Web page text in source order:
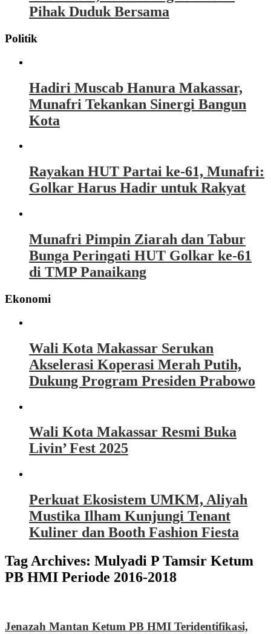
Pihak Duduk Bersama
Politik
Hadiri Muscab Hanura Makassar,
Munafri Tekankan Sinergi Bangun
Kota
Rayakan HUT Partai ke-61, Munafri:
Golkar Harus Hadir untuk Rakyat
Munafri Pimpin Ziarah dan Tabur
Bunga Peringati HUT Golkar ke-61
di TMP Panaikang
Ekonomi
Wali Kota Makassar Serukan
Akselerasi Koperasi Merah Putih,
Dukung Program Presiden Prabowo
Wali Kota Makassar Resmi Buka
Livin’ Fest 2025
Perkuat Ekosistem UMKM, Aliyah
Mustika Ilham Kunjungi Tenant
Kuliner dan Booth Fashion Fiesta
Tag Archives: Mulyadi P Tamsir Ketum
PB HMI Periode 2016-2018
Jenazah Mantan Ketum PB HMI Teridentifikasi,